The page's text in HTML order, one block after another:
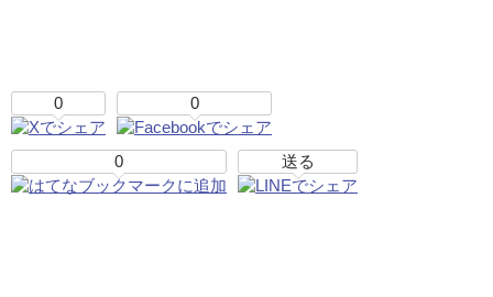
0 0
0 送る